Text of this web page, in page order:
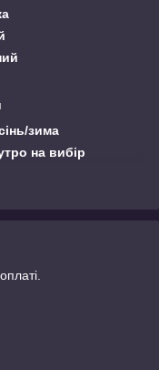
зима
на вибір